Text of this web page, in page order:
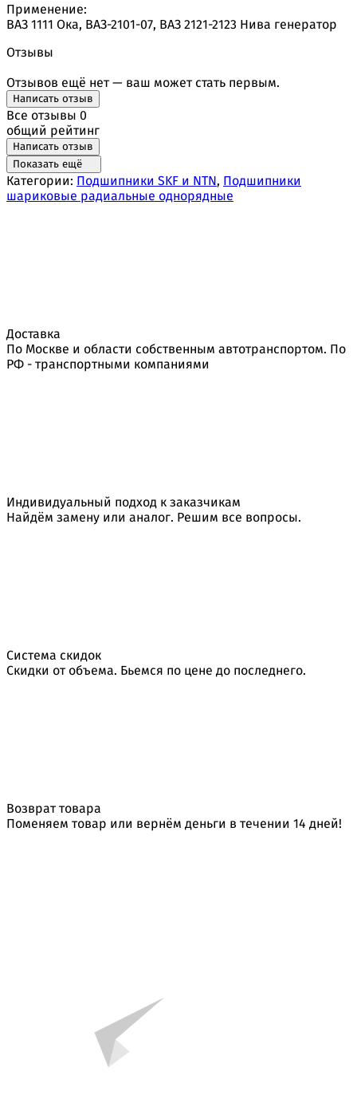
Применение:
ВАЗ 1111 Ока, ВАЗ-2101-07, ВАЗ 2121-2123 Нива генератор
Отзывы
Отзывов ещё нет — ваш может стать первым.
Написать отзыв
Все отзывы 0
общий рейтинг
Написать отзыв
Показать ещё
Категории: Подшипники SKF и NTN, Подшипники
шариковые радиальные однорядные
Доставка
По Москве и области собственным автотранспортом. По
РФ - транспортными компаниями
Индивидуальный подход к заказчикам
Найдём замену или аналог. Решим все вопросы.
Система скидок
Скидки от объема. Бьемся по цене до последнего.
Возврат товара
Поменяем товар или вернём деньги в течении 14 дней!